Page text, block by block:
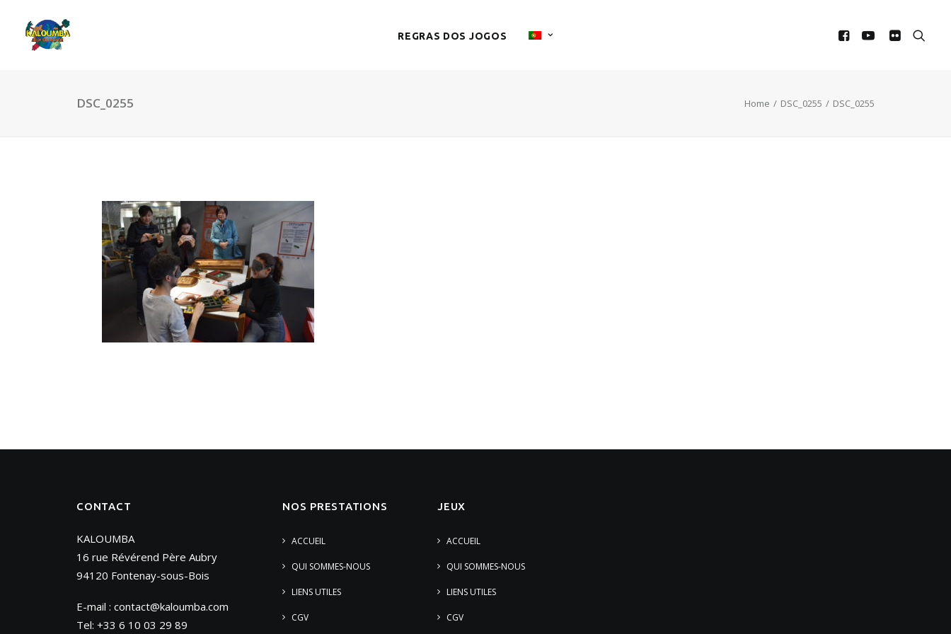
REGRAS DOS JOGOS
DSC_0255 Home DSC_0255 DSC_0255
CONTACT
KALOUMBA
16 rue Révérend Père Aubry
94120 Fontenay-sous-Bois
E-mail : contact@kaloumba.com
Tel: +33 6 10 03 29 89
NOS PRESTATIONS
ACCUEIL
QUI SOMMES-NOUS
LIENS UTILES
CGV
JEUX
ACCUEIL
QUI SOMMES-NOUS
LIENS UTILES
CGV